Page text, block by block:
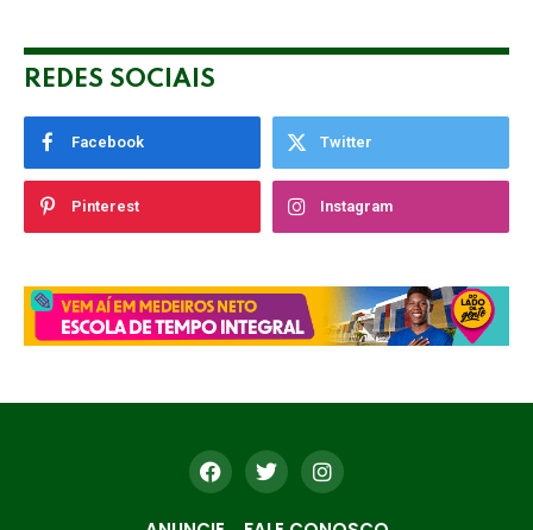
REDES SOCIAIS
Facebook Twitter
Pinterest Instagram